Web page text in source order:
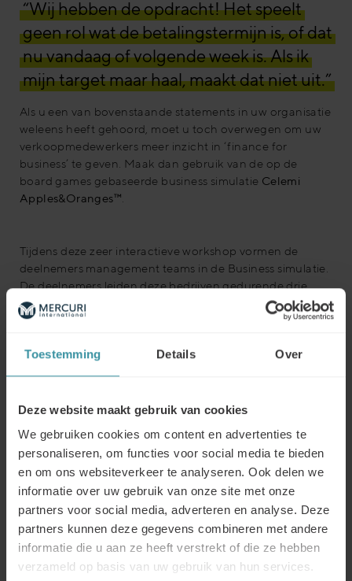
Toestemming Details Over
Deze website maakt gebruik van cookies
We gebruiken cookies om content en advertenties te
personaliseren, om functies voor social media te bieden
en om ons websiteverkeer te analyseren. Ook delen we
informatie over uw gebruik van onze site met onze
partners voor social media, adverteren en analyse. Deze
partners kunnen deze gegevens combineren met andere
informatie die u aan ze heeft verstrekt of die ze hebben
verzameld op basis van uw gebruik van hun services.
“Wij hebben de opdracht! Het speelt
geen rol wat de betalingstermijn is, of dat
nu vandaag of volgende week is. Als ik
mijn target maar haal, maakt dat niet uit.”
Als u een van bovenstaande statements in uw organisatie
weleens heeft gehoord, moet u toch overwegen om uw
verkoopmedewerkers meer inzicht in ‘finance for
business’ te geven. Maak dan gebruik van de op de
board games gebaseerde business simulatie Celemi
Apples&Oranges™
Tijdens deze zeer interactieve workshop vormen de
deelnemers management teams in de Business simulatie.
De deelnemers leiden deze bedrijven gedurende drie
operationele jaren. Tijdens het proces van een dag
moeten de deelnemers verwachtingen voorspellen,
afronden (winst- en verliesrekeningen, balansen en
goed inzicht in de bedrijfsfinanciering, maar nog
hun werkgever in te voeren, “zij niet alleen het plaatje in
zijn geheel zien” maar ook de resultaten van hun
dagelijkse praktijk gaan zien.
Op deze manier ervaren zij hoe zij de eindresultaten
kunnen verbeteren van de maatschappij waarvoor zij
werken.
Een van de vele maatschappijen die Celemi Apples &